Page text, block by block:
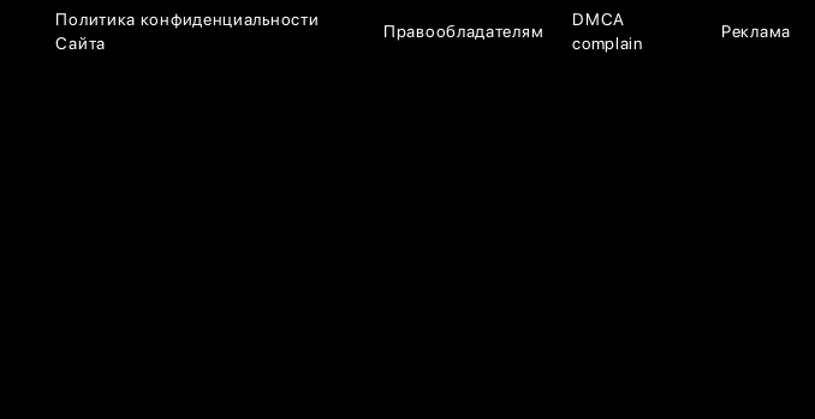
Политика конфиденциальности
Сайта
Правообладателям
DMCA
complain
Реклама